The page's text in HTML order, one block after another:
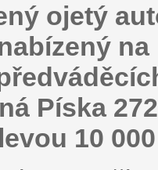
ojetý
Píska
10